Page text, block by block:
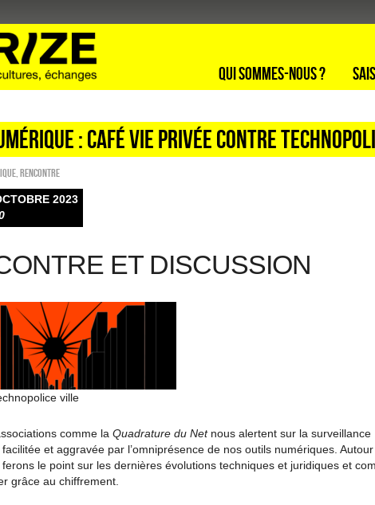
Qui sommes-nous ?
: CAFÉ VIE PRIVÉE CONTRE
Rencontre
2023
ET DISCUSSION
ville
comme la Quadrature du Netnous alertent sur la surveillance
et aggravée par l’omniprésence de nos outils numériques. Autour
le point sur les dernières évolutions techniques et juridiques et
grâce au chiffrement.